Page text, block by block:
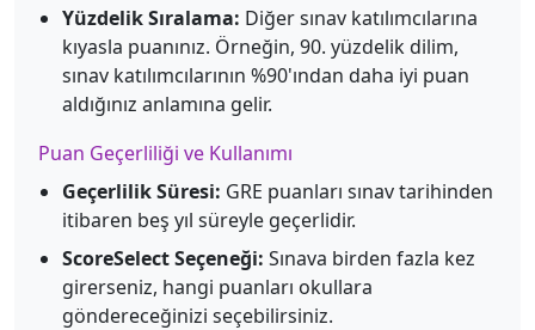
Yüzdelik Sıralama: Diğer sınav katılımcılarına
kıyasla puanınız. Örneğin, 90. yüzdelik dilim,
sınav katılımcılarının %90'ından daha iyi puan
aldığınız anlamına gelir.
Puan Geçerliliği ve Kullanımı
Geçerlilik Süresi: GRE puanları sınav tarihinden
itibaren beş yıl süreyle geçerlidir.
ScoreSelect Seçeneği: Sınava birden fazla kez
girerseniz, hangi puanları okullara
göndereceğinizi seçebilirsiniz.